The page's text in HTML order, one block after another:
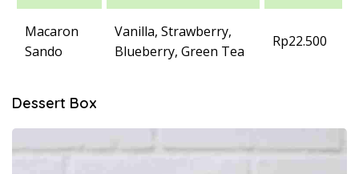
Macaron
Sando
Vanilla, Strawberry,
Blueberry, Green Tea
Rp22.500
Dessert Box